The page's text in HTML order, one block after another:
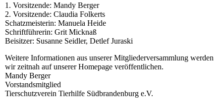
1. Vorsitzende: Mandy Berger
2. Vorsitzende: Claudia Folkerts
Schatzmeisterin: Manuela Heide
Schriftführerin: Grit Micknaß
Beisitzer: Susanne Seidler, Detlef Juraski
Weitere Informationen aus unserer Mitgliederversammlung werden
wir zeitnah auf unserer Homepage veröffentlichen.
Mandy Berger
Vorstandsmitglied
Tierschutzverein Tierhilfe Südbrandenburg e.V.